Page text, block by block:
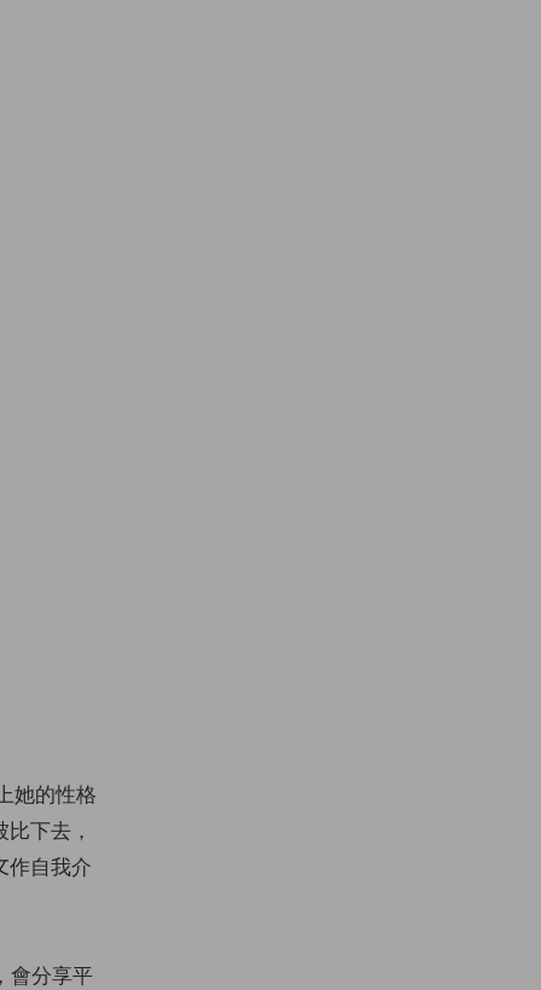
她的性格
下去，
作自我介
會分享平